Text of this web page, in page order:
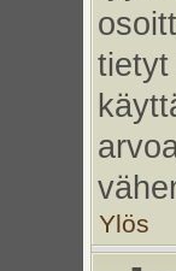
tietyt
Ylös